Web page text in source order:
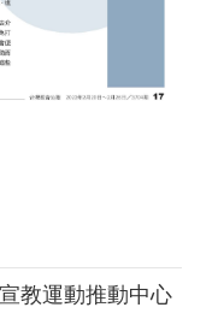
教運動推動中心